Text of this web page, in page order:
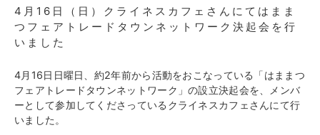
4月16日（日）クライネスカフェさんにてはまま
つフェアトレードタウンネットワーク決起会を行
いました
4月16日日曜日、約2年前から活動をおこなっている「はままつ
フェアトレードタウンネットワーク」の設立決起会を、メンバ
ーとして参加してくださっているクライネスカフェさんにて行
いました。